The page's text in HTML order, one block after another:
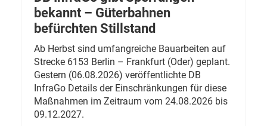
bekannt – Güterbahnen
befürchten Stillstand
Ab Herbst sind umfangreiche Bauarbeiten auf
Strecke 6153 Berlin – Frankfurt (Oder) geplant.
Gestern (06.08.2026) veröffentlichte DB
InfraGo Details der Einschränkungen für diese
Maßnahmen im Zeitraum vom 24.08.2026 bis
09.12.2027.